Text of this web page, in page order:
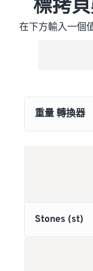
標拷
在下方輸入一個